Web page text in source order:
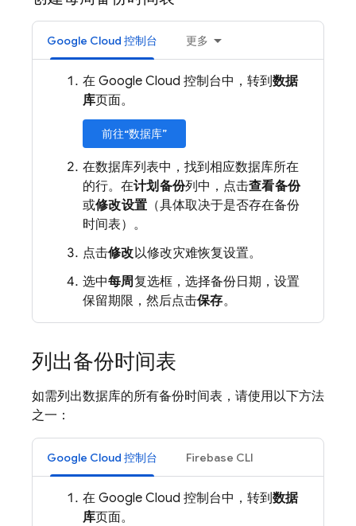
Google Cloud 控制台 更多
在 Google Cloud 控制台中，转到数据
库页面。
前往“数据库”
在数据库列表中，找到相应数据库所在
的行。在计划备份列中，点击查看备份
或修改设置 （具体取决于是否存在备份
时间表）。
点击修改以修改灾难恢复设置。
选中每周复选框，选择备份日期，设置
保留期限，然后点击保存。
列出备份时间表
如需列出数据库的所有备份时间表，请使用以下方法
之一：
Google Cloud 控制台 Firebase CLI
在 Google Cloud 控制台中，转到数据
库页面。